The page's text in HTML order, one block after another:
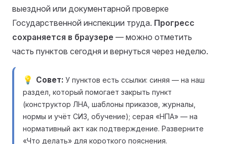
выездной или документарной проверке
Государственной инспекции труда. Прогресс
сохраняется в браузере — можно отметить
часть пунктов сегодня и вернуться через неделю.
Совет У пунктов есть ссылки: синяя — на наш
раздел, который помогает закрыть пункт
(конструктор ЛНА, шаблоны приказов, журналы,
нормы и учёт СИЗ, обучение); серая «НПА» — на
нормативный акт как подтверждение. Разверните
«Что делать» для короткого пояснения.